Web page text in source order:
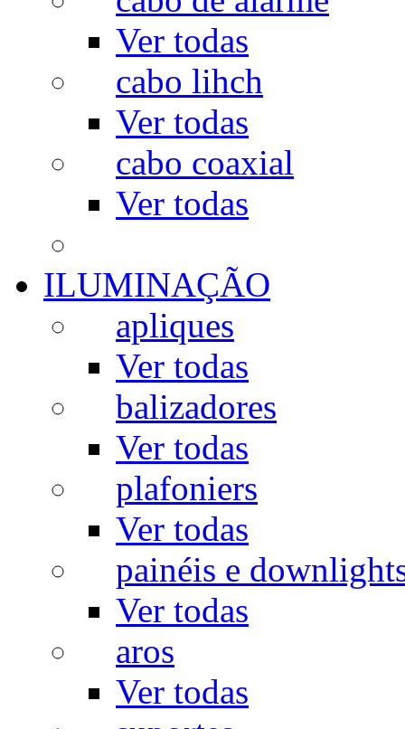
Ver todas
cabo lihch
Ver todas
cabo coaxial
Ver todas
ILUMINAÇÃO
apliques
Ver todas
balizadores
Ver todas
plafoniers
Ver todas
painéis e
Ver todas
aros
Ver todas